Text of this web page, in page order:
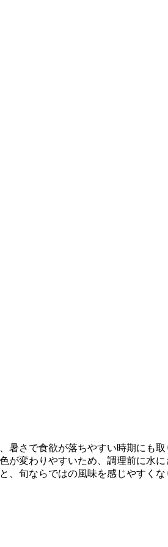
暑さで食欲が落ちやすい時期にも
変わりやすいため、調理前に水
旬ならではの風味を感じやすくな